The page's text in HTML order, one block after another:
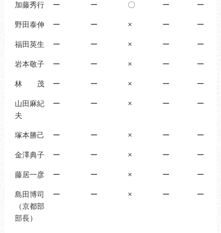
加藤秀行 ー ー 〇 ー ー
野田泰伸 ー ー × ー ー
福田英生 ー ー × ー ー
岩本敬子 ー ー × ー ー
林 茂 ー ー × ー ー
山田麻紀
夫
ー ー × ー ー
塚本勝己 ー ー × ー ー
金澤典子 ー ー × ー ー
藤居一彦 ー ー × ー ー
島田博司
（京都部
部長）
ー ー × ー ー